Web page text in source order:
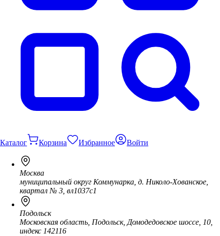
Каталог Корзина Избранное Войти
Москва
муниципальный округ Коммунарка, д. Николо-Хованское,
квартал № 3, вл1037с1
Подольск
Московская область, Подольск, Домодедовское шоссе, 10,
индекс 142116